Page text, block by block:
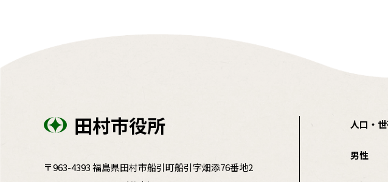
田村市役所
〒963-4393 福島県田村市船引町船引字畑添76番地2
人口・
男性